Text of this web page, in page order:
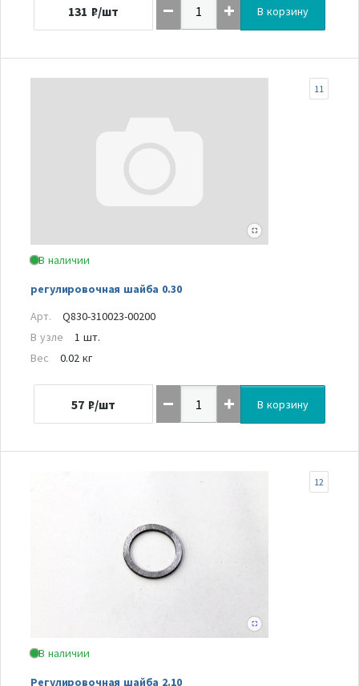
131 ₽/шт В корзину
В наличии
регулировочная шайба 0.30
11
Арт.
Q830-310023-00200
В узле
1 шт.
Вес
0.02 кг
57 ₽/шт В корзину
В наличии
Регулировочная шайба 2.10
12